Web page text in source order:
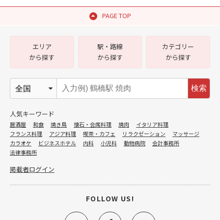
PAGE TOP
エリア
から探す
駅・路線
から探す
カテゴリー
から探す
検索
人気キーワード
居酒屋 和食 焼き鳥 懐石・会席料理 焼肉
イタリア料理
フランス料理
アジア料理 喫茶・カフェ リラクゼーション
マッサージ
カラオケ
ビジネスホテル 内科 小児科 動物病院
会計事務所
法律事務所
掲載者ログイン
FOLLOW US!